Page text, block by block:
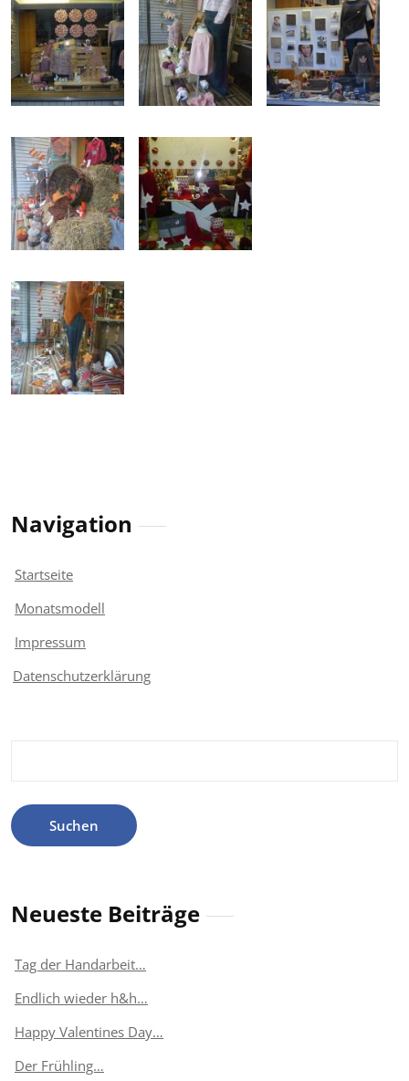
Navigation
Startseite
Monatsmodell
Impressum
Datenschutzerklärung
Neueste Beiträge
Tag der Handarbeit…
Endlich wieder h&h…
Happy Valentines Day…
Der Frühling…